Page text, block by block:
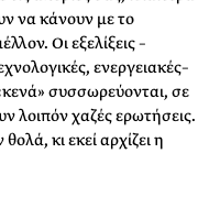
να κάνουν με το
Οι εξελίξεις –
ενεργειακές–
συσσωρεύονται, σε
λοιπόν χαζές ερωτήσεις.
κι εκεί αρχίζει η